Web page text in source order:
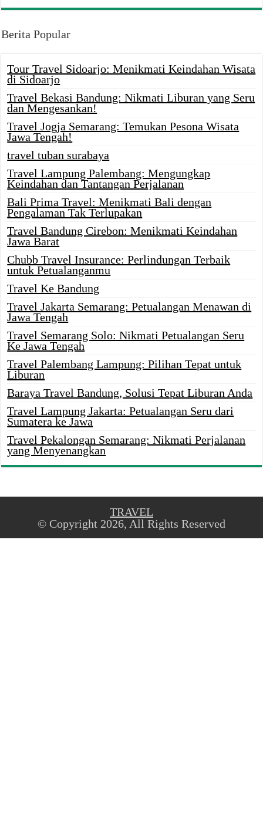
Berita Popular
Tour Travel Sidoarjo: Menikmati Keindahan Wisata
di Sidoarjo
Travel Bekasi Bandung: Nikmati Liburan yang Seru
dan Mengesankan!
Travel Jogja Semarang: Temukan Pesona Wisata
Jawa Tengah!
travel tuban surabaya
Travel Lampung Palembang: Mengungkap
Keindahan dan Tantangan Perjalanan
Bali Prima Travel: Menikmati Bali dengan
Pengalaman Tak Terlupakan
Travel Bandung Cirebon: Menikmati Keindahan
Jawa Barat
Chubb Travel Insurance: Perlindungan Terbaik
untuk Petualanganmu
Travel Ke Bandung
Travel Jakarta Semarang: Petualangan Menawan di
Jawa Tengah
Travel Semarang Solo: Nikmati Petualangan Seru
Ke Jawa Tengah
Travel Palembang Lampung: Pilihan Tepat untuk
Liburan
Baraya Travel Bandung, Solusi Tepat Liburan Anda
Travel Lampung Jakarta: Petualangan Seru dari
Sumatera ke Jawa
Travel Pekalongan Semarang: Nikmati Perjalanan
yang Menyenangkan
TRAVEL
© Copyright 2026, All Rights Reserved